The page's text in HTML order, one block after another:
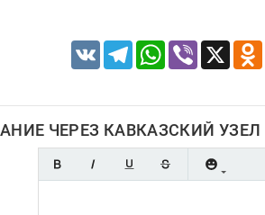
VK TelegramWhatsApp
Viber X
ЧЕРЕЗ КАВКАЗСКИЙ УЗЕЛ